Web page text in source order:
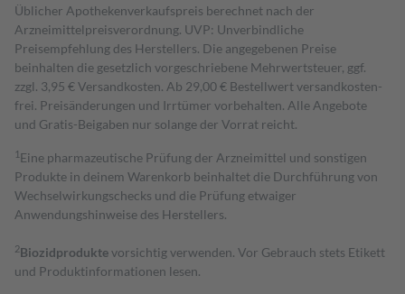
Üblicher Apothekenverkaufspreis berechnet nach der
Arzneimittelpreisverordnung. UVP: Unverbindliche
Preisempfehlung des Herstellers. Die angegebenen Preise
beinhalten die gesetzlich vorgeschriebene Mehrwertsteuer, ggf.
zzgl. 3,95 € Versandkosten. Ab 29,00 € Bestell­wert versand­kosten­
frei. Preisänderungen und Irrtümer vorbehalten. Alle Angebote
und Gratis-Beigaben nur solange der Vorrat reicht.
1 Eine pharmazeutische Prüfung der Arzneimittel und sonstigen
Produkte in deinem Warenkorb beinhaltet die Durchführung von
Wechselwirkungschecks und die Prüfung etwaiger
Anwendungshinweise des Herstellers.
2Biozidproduktevorsichtig verwenden. Vor Gebrauch stets Etikett
und Produktinformationen lesen.